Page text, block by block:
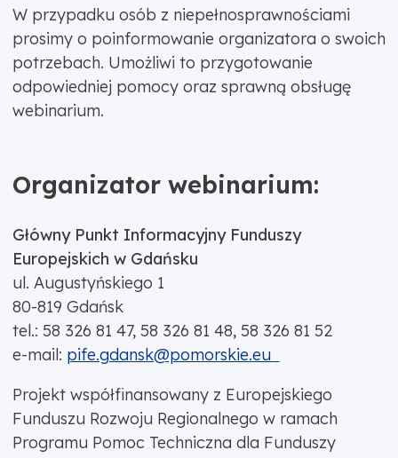
W przypadku osób z niepełnosprawnościami
prosimy o poinformowanie organizatora o swoich
potrzebach. Umożliwi to przygotowanie
odpowiedniej pomocy oraz sprawną obsługę
webinarium.
Organizator webinarium:
Główny Punkt Informacyjny Funduszy
Europejskich w Gdańsku
ul. Augustyńskiego 1
80-819 Gdańsk
tel.: 58 326 81 47, 58 326 81 48, 58 326 81 52
e-mail: pife.gdansk@pomorskie.eu
Projekt współfinansowany z Europejskiego
Funduszu Rozwoju Regionalnego w ramach
Programu Pomoc Techniczna dla Funduszy